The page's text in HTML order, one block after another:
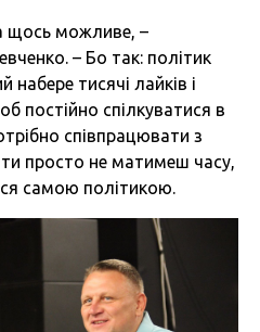
щось можливе, –
– Бо так: політик
тисячі лайків і
постійно спілкуватися в
співпрацювати з
просто не матимеш часу,
самою політикою.